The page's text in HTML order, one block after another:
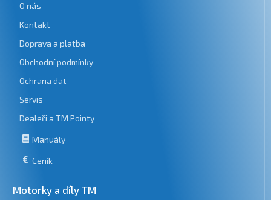
O nás
Kontakt
Doprava a platba
Obchodní podmínky
Ochrana dat
Servis
Dealeři a TM Pointy
Manuály
Ceník
Motorky a díly TM